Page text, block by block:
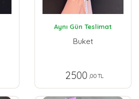
Aynı Gün Teslimat
Buket
2500 ,00 TL